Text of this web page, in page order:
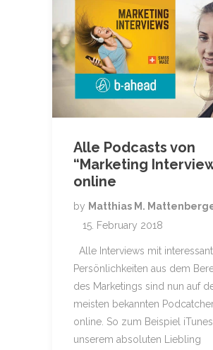
Alle Podcasts von
“Marketing
online
by Matthias M.
15. February 2018
Alle Interviews mit
Persönlichkeiten aus dem
des Marketings sind nun auf
meisten bekannten
online. So zum Beispiel
unserem absoluten Liebling